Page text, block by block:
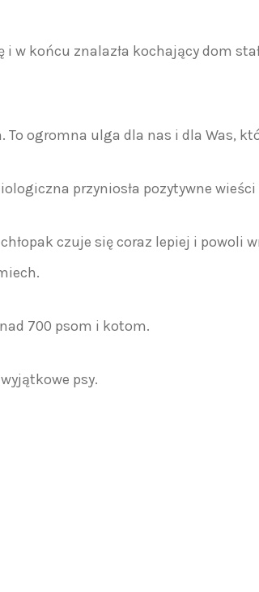
w końcu znalazła kochający dom
To ogromna ulga dla nas i dla Was,
przyniosła pozytywne
czuje się coraz lepiej i powoli
700 psom i kotom.
psy.